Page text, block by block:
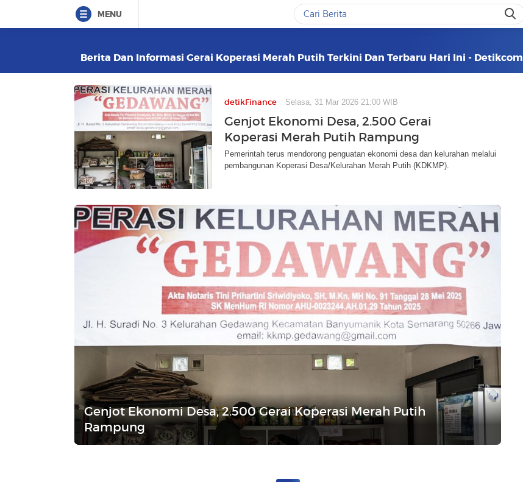
MENU
Berita Dan Informasi Gerai Koperasi Merah Putih Terkini Dan Terbaru Hari Ini - Detikcom
detikFinance Selasa, 31 Mar 2026 21:00 WIB
Genjot Ekonomi Desa, 2.500 Gerai
Koperasi Merah Putih Rampung
Pemerintah terus mendorong penguatan ekonomi desa dan kelurahan melalui
pembangunan Koperasi Desa/Kelurahan Merah Putih (KDKMP).
Genjot Ekonomi Desa, 2.500 Gerai Koperasi Merah Putih
Rampung